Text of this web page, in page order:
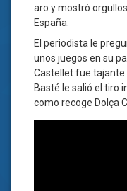
aro y mostró
España.
El periodista le
unos juegos en su
Castellet fue tajante:
Basté le salió el tiro
como recoge Dolça